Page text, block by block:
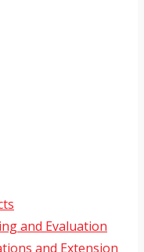
and Evaluation
and Extension